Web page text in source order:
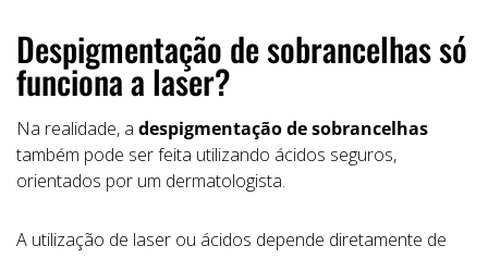
Despigmentação de sobrancelhas só
funciona a laser?
Na realidade, a despigmentação de sobrancelhas
também pode ser feita utilizando ácidos seguros,
orientados por um dermatologista.
A utilização de laser ou ácidos depende diretamente de